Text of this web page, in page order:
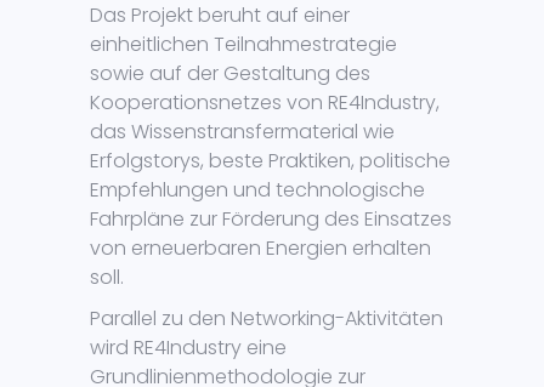
Das Projekt beruht auf einer
einheitlichen Teilnahmestrategie
sowie auf der Gestaltung des
Kooperationsnetzes von RE4Industry,
das Wissenstransfermaterial wie
Erfolgstorys, beste Praktiken, politische
Empfehlungen und technologische
Fahrpläne zur Förderung des Einsatzes
von erneuerbaren Energien erhalten
soll.
Parallel zu den Networking-Aktivitäten
wird RE4Industry eine
Grundlinienmethodologie zur